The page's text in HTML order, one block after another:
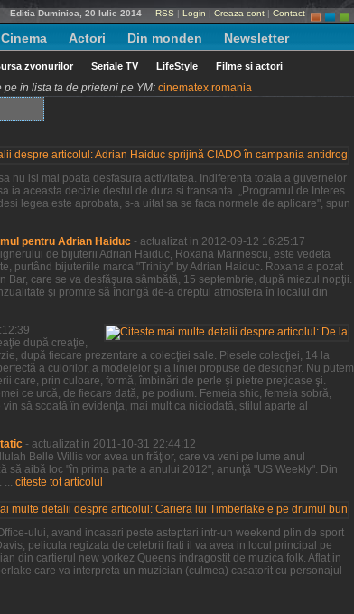
Editia Duminica, 20 Iulie 2014 RSS | Login | Creaza cont | Contact
Actori Din monden Newsletter
zvonurilor Seriale TV LifeStyle Filme si actori
in lista ta de prieteni pe YM: cinematex.romania
nu isi mai poata desfasura activitatea. Indiferenta totala a guvernelor
aceasta decizie destul de dura si transanta. „Programul de Interes
legea este aprobata, s-a uitat sa se faca normele de aplicare", spun
pentru Adrian Haiduc - actualizat in 2012-09-12 16:25:17
de bijuterii Adrian Haiduc, Roxana Marinescu, este vedeta
purtând bijuteriile marca "Trinity" by Adrian Haiduc. Roxana a pozat
care se va desfăşura sâmbătă, 15 septembrie, după miezul nopţii.
şi promite să încingă de-a dreptul atmosfera în localul din
după creaţie,
după fiecare prezentare a colecţiei sale. Piesele colecţiei, 14 la
a culorilor, a modelelor şi a liniei propuse de designer. Nu putem
care, prin culoare, formă, îmbinări de perle şi pietre preţioase şi.
ce urcă, de fiecare dată, pe podium. Femeia shic, femeia sobră,
să scoată în evidenţa, mai mult ca niciodată, stilul aparte al
- actualizat in 2011-10-31 22:44:12
Belle Willis vor avea un frăţior, care va veni pe lume anul
să aibă loc "în prima parte a anului 2012", anunţă "US Weekly". Din
... citeste tot articolul
ului, avand incasari peste asteptari intr-un weekend plin de sport
pelicula regizata de celebrii frati il va avea in locul principal pe
din cartierul new yorkez Queens indragostit de muzica folk. Aflat in
care va interpreta un muzician (culmea) casatorit cu personajul